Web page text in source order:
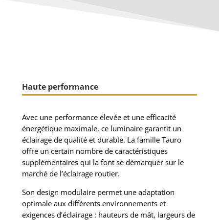
Haute performance
Avec une performance élevée et une efficacité
énergétique maximale, ce luminaire garantit un
éclairage de qualité et durable. La famille Tauro
offre un certain nombre de caractéristiques
supplémentaires qui la font se démarquer sur le
marché de l’éclairage routier.
Son design modulaire permet une adaptation
optimale aux différents environnements et
exigences d’éclairage : hauteurs de mât, largeurs de